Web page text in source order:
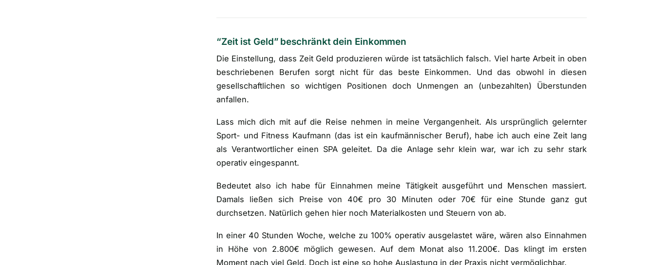
“Zeit ist Geld” beschränkt dein Einkommen
Die Einstellung, dass Zeit Geld produzieren würde ist tatsächlich falsch. Viel harte Arbeit in oben
beschriebenen Berufen sorgt nicht für das beste Einkommen. Und das obwohl in diesen
gesellschaftlichen so wichtigen Positionen doch Unmengen an (unbezahlten) Überstunden
anfallen.
Lass mich dich mit auf die Reise nehmen in meine Vergangenheit. Als ursprünglich gelernter
Sport- und Fitness Kaufmann (das ist ein kaufmännischer Beruf), habe ich auch eine Zeit lang
als Verantwortlicher einen SPA geleitet. Da die Anlage sehr klein war, war ich zu sehr stark
operativ eingespannt.
Bedeutet also ich habe für Einnahmen meine Tätigkeit ausgeführt und Menschen massiert.
Damals ließen sich Preise von 40€ pro 30 Minuten oder 70€ für eine Stunde ganz gut
durchsetzen. Natürlich gehen hier noch Materialkosten und Steuern von ab.
In einer 40 Stunden Woche, welche zu 100% operativ ausgelastet wäre, wären also Einnahmen
in Höhe von 2.800€ möglich gewesen. Auf dem Monat also 11.200€. Das klingt im ersten
Moment nach viel Geld. Doch ist eine so hohe Auslastung in der Praxis nicht vermöglichbar.